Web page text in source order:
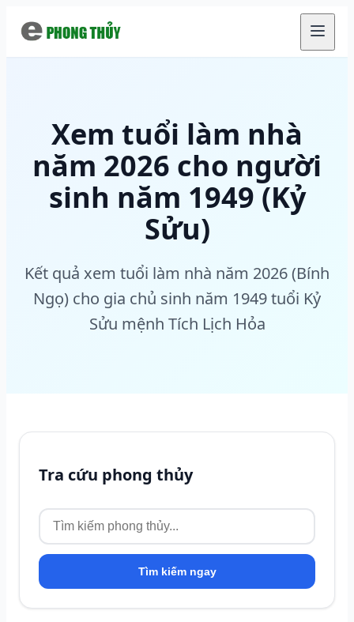
Xem tuổi làm nhà
năm 2026 cho người
sinh năm 1949 (Kỷ
Sửu)
Kết quả xem tuổi làm nhà năm 2026 (Bính
Ngọ) cho gia chủ sinh năm 1949 tuổi Kỷ
Sửu mệnh Tích Lịch Hỏa
Tra cứu phong thủy
Tìm kiếm ngay